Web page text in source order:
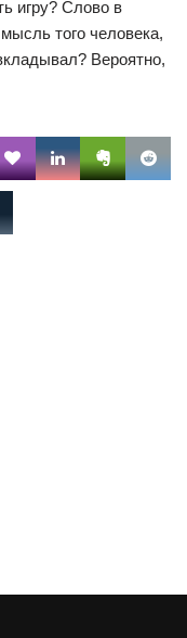
игру? Слово в
того человека,
Вероятно,